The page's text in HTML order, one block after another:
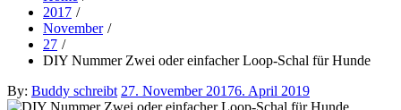
2017
November
27
DIY Nummer Zwei oder einfacher Loop-Schal für Hunde
By: Buddy schreibtPosted
on
27. November 20176. April 2019